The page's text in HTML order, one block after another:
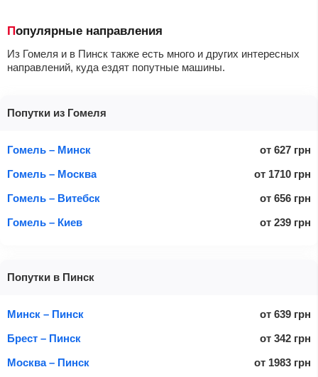
Популярные направления
Из Гомеля и в Пинск также есть много и других интересных
направлений, куда ездят попутные машины.
Попутки из Гомеля
Гомель – Минск от 627 грн
Гомель – Москва
от 1710 грн
Гомель – Витебск
от 656 грн
Гомель – Киев
от 239 грн
Попутки в Пинск
Минск – Пинск от 639 грн
Брест – Пинск
от 342 грн
Москва – Пинск
от 1983 грн